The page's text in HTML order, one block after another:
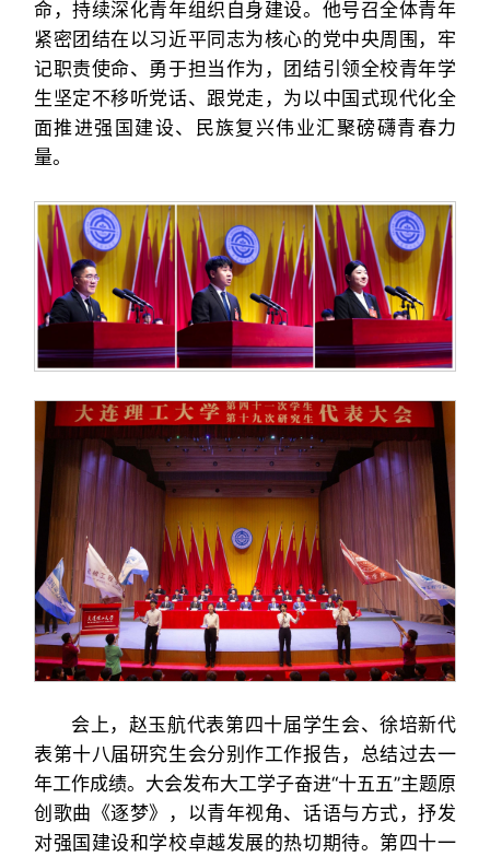
命，持续深化青年组织自身建设。他号召全体青年
紧密团结在以习近平同志为核心的党中央周围，牢
记职责使命、勇于担当作为，团结引领全校青年学
生坚定不移听党话、跟党走，为以中国式现代化全
面推进强国建设、民族复兴伟业汇聚磅礴青春力
量。
会上，赵玉航代表第四十届学生会、徐培新代
表第十八届研究生会分别作工作报告，总结过去一
年工作成绩。大会发布大工学子奋进“十五五”主题原
创歌曲《逐梦》，以青年视角、话语与方式，抒发
对强国建设和学校卓越发展的热切期待。第四十一